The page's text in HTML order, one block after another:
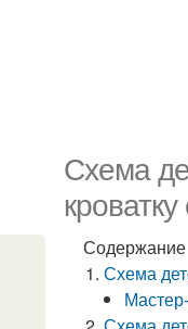
Схема
Содержание
Схема